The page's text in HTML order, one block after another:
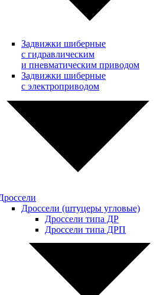
Задвижки шиберные
с гидравлическим
и пневматическим приводом
Задвижки шиберные
с электроприводом
Дроссели (штуцеры угловые)
Дроссели типа ДР
Дроссели типа ДРП